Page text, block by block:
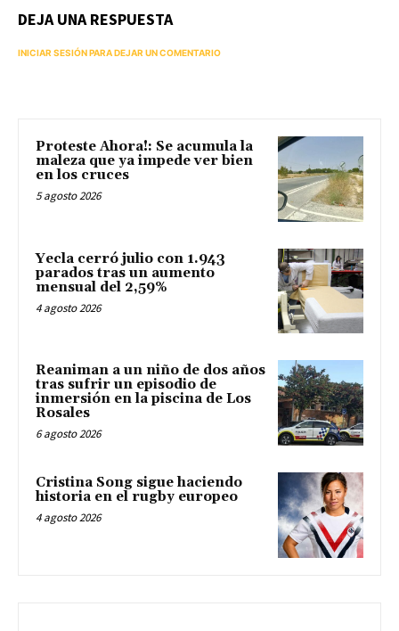
DEJA UNA RESPUESTA
INICIAR SESIÓN PARA DEJAR UN COMENTARIO
Proteste Ahora!: Se acumula la
maleza que ya impede ver bien
en los cruces
5 agosto 2026
Yecla cerró julio con 1.943
parados tras un aumento
mensual del 2,59%
4 agosto 2026
Reaniman a un niño de dos años
tras sufrir un episodio de
inmersión en la piscina de Los
Rosales
6 agosto 2026
Cristina Song sigue haciendo
historia en el rugby europeo
4 agosto 2026